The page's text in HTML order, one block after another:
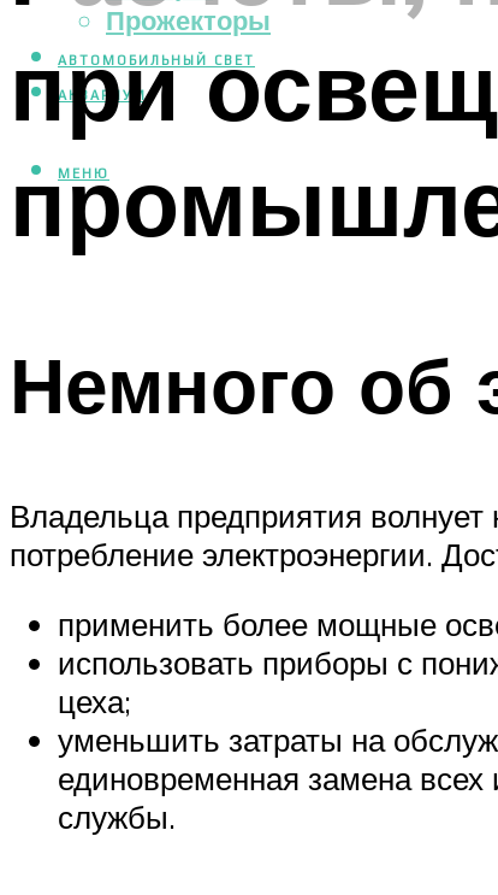
Прожекторы
АВТОМОБИЛЬНЫЙ СВЕТ
АКВАРИУМ
МЕНЮ
при
Немного об
Владельца предприятия волнует
потребление электроэнергии.
применить более мощные
использовать приборы с
цеха;
уменьшить затраты на
единовременная замена
службы.